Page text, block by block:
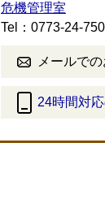
危機管理室
Tel：0773-24-
メールで
24時間対
外